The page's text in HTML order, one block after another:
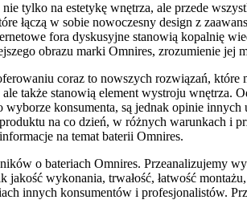
tylko na estetykę wnętrza, ale przede
łączą w sobie nowoczesny design z
fora dyskusyjne stanowią kopalnię
obrazu marki Omnires, zrozumienie jej
coraz to nowszych rozwiązań,
także stanowią element wystroju wnętrza.
konsumenta, są jednak opinie
na co dzień, w różnych warunkach i
na temat baterii Omnires.
o bateriach Omnires. Przeanalizujemy
wykonania, trwałość, łatwość
innych konsumentów i profesjonalistów.